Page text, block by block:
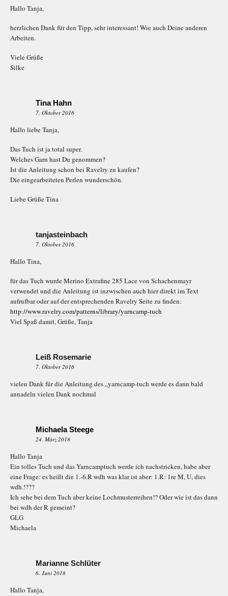
Hallo Tanja,
herzlichen Dank für den Tipp, sehr interessant! Wie auch Deine anderen
Arbeiten.
Viele Grüße
Silke
Tina Hahn
7. Oktober 2016
Hallo liebe Tanja,
Das Tuch ist ja total super.
Welches Garn hast Du genommen?
Ist die Anleitung schon bei Ravelry zu kaufen?
Die eingearbeiteten Perlen wunderschön.
Liebe Grüße Tina
tanjasteinbach
7. Oktober 2016
Hallo Tina,
für das Tuch wurde Merino Extrafine 285 Lace von Schachenmayr
verwendet und die Anleitung ist inzwischen auch hier direkt im Text
aufrufbar oder auf der entsprechenden Ravelry Seite zu finden:
http://www.ravelry.com/patterns/library/yarncamp-tuch
Viel Spaß damit, Grüße, Tanja
Leiß Rosemarie
7. Oktober 2016
vielen Dank für die Anleitung des „yarncamp-tuch werde es dann bald
annadeln vielen Dank nochmal
Michaela Steege
24. März 2018
Hallo Tanja
Ein tolles Tuch und das Yarncamptuch werde ich nachstricken, habe aber
eine Frage: es heißt die 1.-6.R wdh was klar ist aber: 1.R: 1re M, U, dies
wdh.!???
Ich sehe bei dem Tuch aber keine Lochmusterreihen!? Oder wie ist das dann
bei wdh der R gemeint?
GLG
Michaela
Marianne Schlüter
6. Juni 2018
Hallo Tanja,